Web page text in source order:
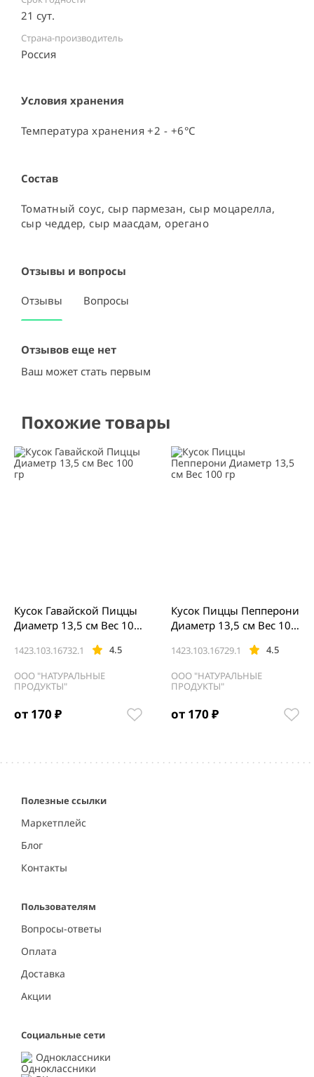
21 сут.
Страна-производитель
Россия ⠀
Условия хранения
Температура хранения +2 - +6°C
Состав
Томатный соус, сыр пармезан, сыр моцарелла,
сыр чеддер, сыр маасдам, орегано
Отзывы и вопросы
Отзывы Вопросы
Отзывов еще нет
Ваш может стать первым
Похожие товары
от 170 ₽
1423.103.16732.1 4.5
Кусок Гавайской Пиццы
Диаметр 13,5 см Вес 100
ООО "НАТУРАЛЬНЫЕ
ПРОДУКТЫ"
от 170 ₽
1423.103.16729.1 4.5
Кусок Пиццы Пепперони
Диаметр 13,5 см Вес 100
ООО "НАТУРАЛЬНЫЕ
ПРОДУКТЫ"
5
Полезные ссылки
Маркетплейс
Блог
Контакты
Пользователям
Вопросы-ответы
Оплата
Доставка
Акции
Социальные сети
Одноклассники